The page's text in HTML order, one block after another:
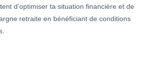
d’optimiser ta situation financière et de
retraite en bénéficiant de conditions